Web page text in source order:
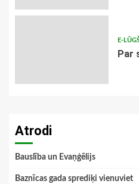
E-
Par
Atrodi
Bauslība un Evaņģēlijs
Baznīcas gada sprediķi vienuviet